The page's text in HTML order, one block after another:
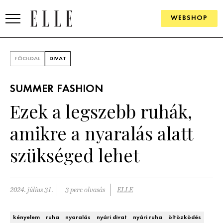
WEBSHOP
SZÉPSÉG
ÉLETMÓD
PÁRKAPCSOLAT
FŐOLDAL DIVAT
SUMMER FASHION
Ezek a legszebb ruhák,
amikre a nyaralás alatt
szükséged lehet
2024. július 31. 3 perc olvasás ELLE
kényelem ruha nyaralás nyári divat nyári ruha öltözködés